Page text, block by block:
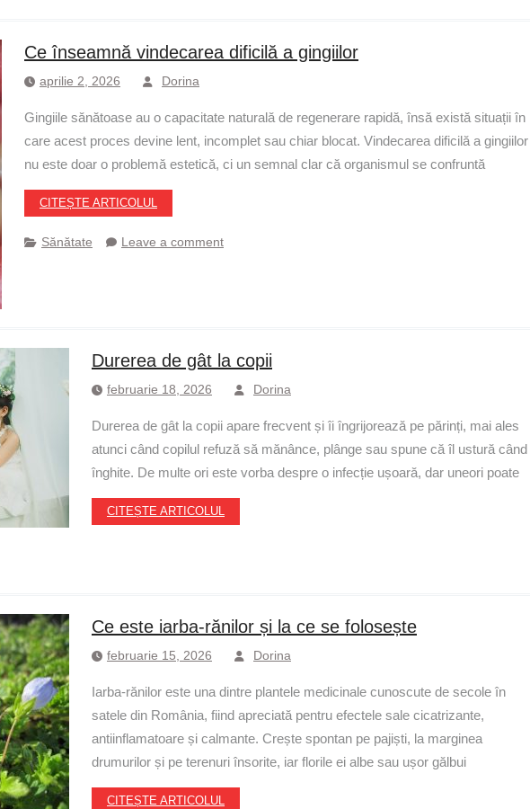
Ce înseamnă vindecarea dificilă a gingiilor
aprilie 2, 2026 Dorina
Gingiile sănătoase au o capacitate naturală de regenerare rapidă, însă există situații în
care acest proces devine lent, incomplet sau chiar blocat. Vindecarea dificilă a gingiilor
nu este doar o problemă estetică, ci un semnal clar că organismul se confruntă
CITEȘTE ARTICOLUL
Sănătate Leave a comment
Durerea de gât la copii
februarie 18, 2026 Dorina
Durerea de gât la copii apare frecvent și îi îngrijorează pe părinți, mai ales
atunci când copilul refuză să mănânce, plânge sau spune că îl ustură când
înghite. De multe ori este vorba despre o infecție ușoară, dar uneori poate
CITEȘTE ARTICOLUL
Ce este iarba-rănilor și la ce se folosește
februarie 15, 2026 Dorina
Iarba-rănilor este una dintre plantele medicinale cunoscute de secole în
satele din România, fiind apreciată pentru efectele sale cicatrizante,
antiinflamatoare și calmante. Crește spontan pe pajiști, la marginea
drumurilor și pe terenuri însorite, iar florile ei albe sau ușor gălbui
CITEȘTE ARTICOLUL